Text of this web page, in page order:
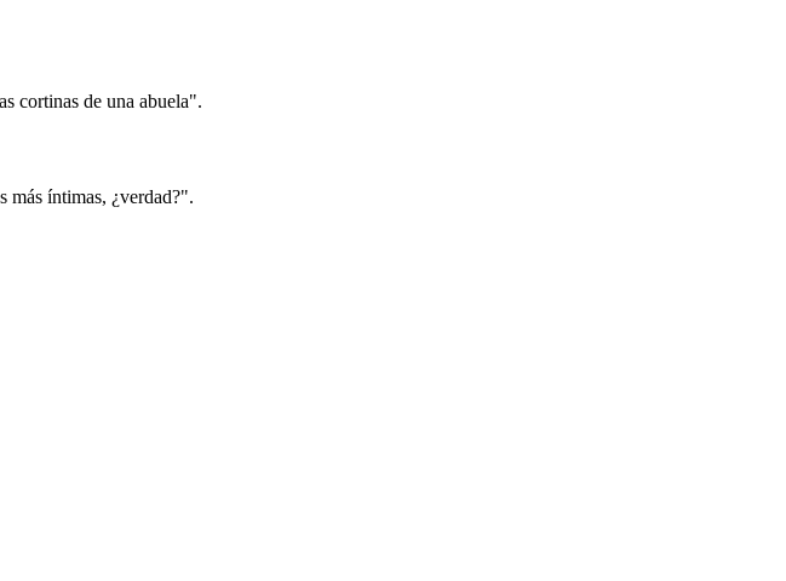
cortinas de una abuela".
más íntimas, ¿verdad?".